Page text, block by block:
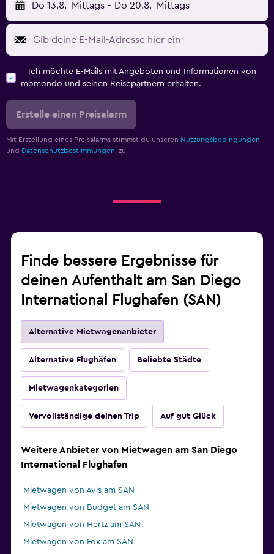
Do 13.8. Mittags - Do 20.8. Mittags
Ich möchte E-Mails mit Angeboten und Informationen von
momondo und seinen Reisepartnern erhalten.
Erstelle einen Preisalarm
Mit Erstellung eines Preisalarms stimmst du unseren Nutzungsbedingungen
und Datenschutzbestimmungen. zu
Finde bessere Ergebnisse für
deinen Aufenthalt am San Diego
International Flughafen (SAN)
Alternative Mietwagenanbieter
Alternative Flughäfen Beliebte Städte
Mietwagenkategorien
Vervollständige deinen Trip Auf gut Glück
Weitere Anbieter von Mietwagen am San Diego
International Flughafen
Mietwagen von Avis am SAN
Mietwagen von Budget am SAN
Mietwagen von Hertz am SAN
Mietwagen von Fox am SAN